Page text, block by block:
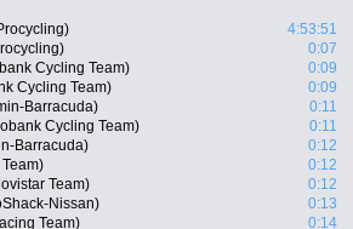
4:53:51
0:07
Cycling Team)
0:09
Cycling Team)
0:09
Barracuda)
0:11
Cycling Team)
0:11
Barracuda)
0:12
0:12
Team)
0:12
Nissan)
0:13
Team)
0:14